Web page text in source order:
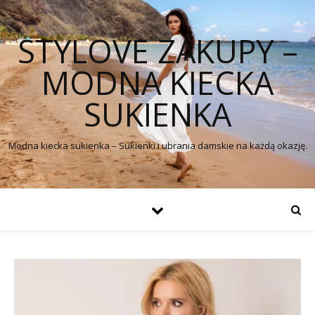
STYLOVE ZAKUPY –
MODNA KIECKA
SUKIENKA
Modna kiecka sukienka – Sukienki i ubrania damskie na każdą okazję.